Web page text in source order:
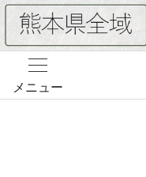
メニュー